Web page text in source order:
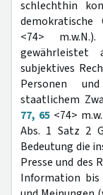
schlechthin
demokratische
<74>
gewährleistet
subjektives
Personen
staatlichem
77, 65 <74>
Abs. 1 Satz 2
Bedeutung die
Presse und des
Information bis